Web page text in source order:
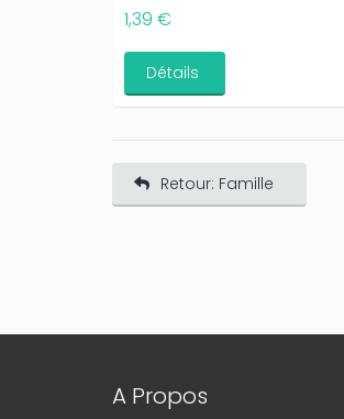
1,39 €
Détails
Retour: Famille
A Propos